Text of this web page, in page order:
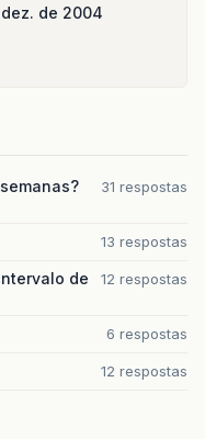
de 2004
31 respostas
13 respostas
de
12 respostas
6 respostas
12 respostas